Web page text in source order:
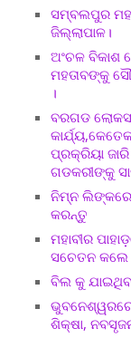
ସମ୍ବଲପୁର
ଜିଲ୍ଲାପାଳ।
ଅଂଚଳ ବିକାଶ
ମହତାବଙ୍କୁ
।
ବରଗଡ
ପ୍ରକ୍ରିୟା
ଗଡକରୀଙ୍କୁ
ନିମ୍ନ
କରନ୍ତୁ
ମହାବୀର
ସଚେତନ କଲେ
ବିଲ କୁ
ଶିକ୍ଷା,